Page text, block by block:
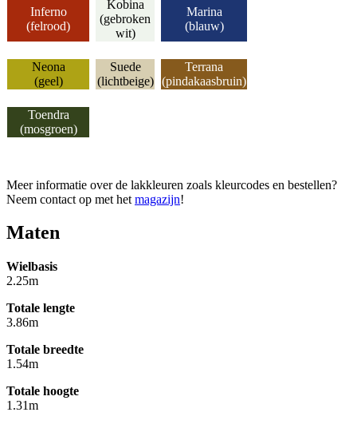
Inferno
(felrood)
Kobina
(gebroken
wit)
Marina
(blauw)
Neona
(geel)
Suede
(lichtbeige)
Terrana
(pindakaasbruin)
Toendra
(mosgroen)
Meer informatie over de lakkleuren zoals kleurcodes en bestellen?
Neem contact op met het magazijn!
Maten
Wielbasis
2.25m
Totale lengte
3.86m
Totale breedte
1.54m
Totale hoogte
1.31m